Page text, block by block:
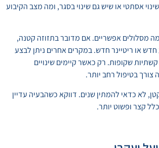
אסתטי או שיש גם שינוי בסגר, ומה מצב הקיבוע
מסלולים אפשריים. אם מדובר בתזוזה קטנה,
או ריטיינר חדש. במקרים אחרים ניתן לבצע
שקופות. רק כאשר קיימים שינויים
צורך בטיפול רחב יותר.
לא כדאי להמתין שנים. דווקא כשהבעיה עדיין
קצר ופשוט יותר.